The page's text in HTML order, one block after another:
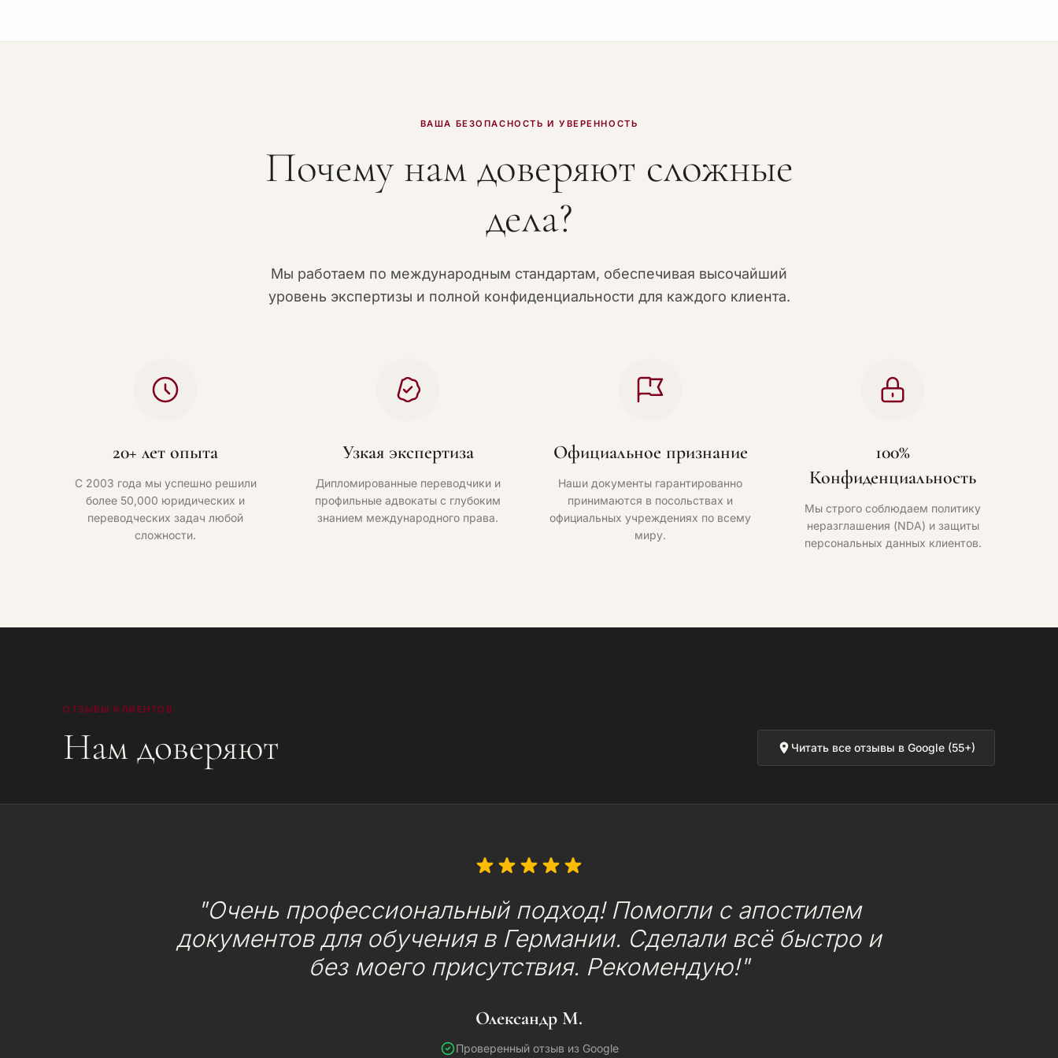
ВАША БЕЗОПАСНОСТЬ И УВЕРЕННОСТЬ
Почему нам доверяют сложные
дела?
Мы работаем по международным стандартам, обеспечивая высочайший
уровень экспертизы и полной конфиденциальности для каждого клиента.
20+ лет опыта
С 2003 года мы успешно решили
более 50,000 юридических и
переводческих задач любой
сложности.
Узкая экспертиза
Дипломированные переводчики и
профильные адвокаты с глубоким
знанием международного права.
Официальное признание
Наши документы гарантированно
принимаются в посольствах и
официальных учреждениях по всему
миру.
100%
Конфиденциальность
Мы строго соблюдаем политику
неразглашения (NDA) и защиты
персональных данных клиентов.
ОТЗЫВЫ КЛИЕНТОВ
Нам доверяют Читать все отзывы в Google (55+)
"Очень профессиональный подход! Помогли с апостилем
документов для обучения в Германии. Сделали всё быстро и
без моего присутствия. Рекомендую!"
Олександр М.
Проверенный отзыв из Google